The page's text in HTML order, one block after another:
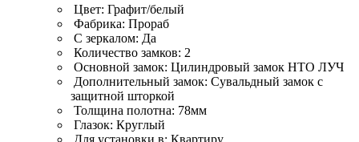
Цвет: Графит/белый
Фабрика: Прораб
С зеркалом: Да
Количество замков: 2
Основной замок: Цилиндровый замок НТО ЛУЧ
Дополнительный замок: Сувальдный замок с
защитной шторкой
Толщина полотна: 78мм
Глазок: Круглый